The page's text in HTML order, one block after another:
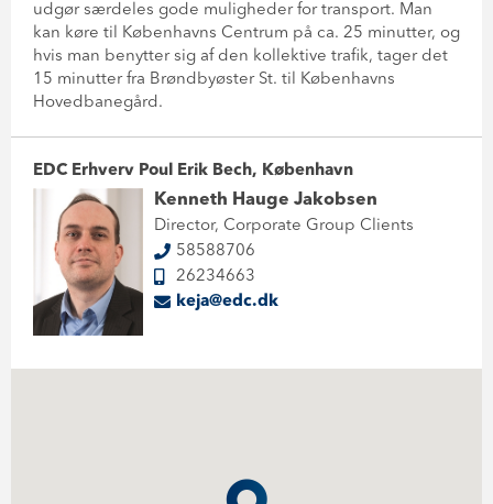
udgør særdeles gode muligheder for transport. Man
kan køre til Københavns Centrum på ca. 25 minutter, og
hvis man benytter sig af den kollektive trafik, tager det
15 minutter fra Brøndbyøster St. til Københavns
Hovedbanegård.
EDC Erhverv Poul Erik Bech, København
Kenneth Hauge Jakobsen
Director, Corporate Group Clients
58588706
26234663
keja@edc.dk